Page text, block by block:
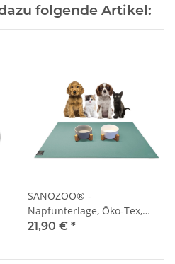
folgende Artikel:
SANOZOO® -
Napfunterlage, Öko-Tex,
Rechteckig 60 x 60 cm Petrol
21,90 € *